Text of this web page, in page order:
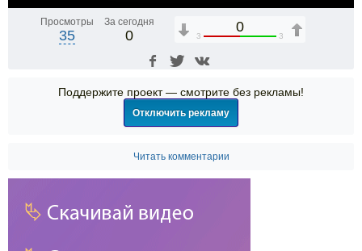
Просмотры
35
За сегодня
0
0
3 3
Поддержите проект — смотрите без рекламы!
Отключить рекламу
Читать комментарии